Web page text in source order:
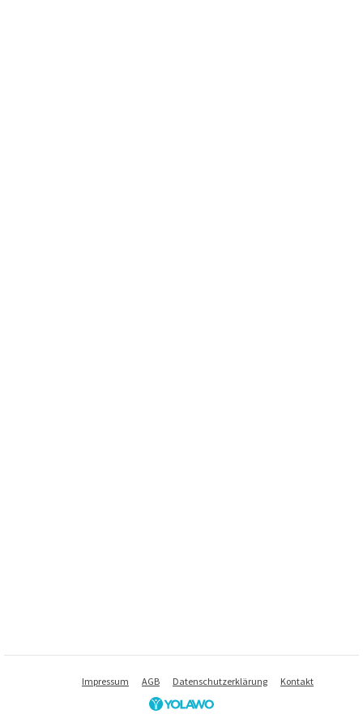
Impressum AGB Datenschutzerklärung Kontakt